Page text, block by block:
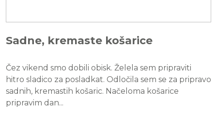
Sadne, kremaste košarice
Čez vikend smo dobili obisk. Želela sem pripraviti
hitro sladico za posladkat. Odločila sem se za pripravo
sadnih, kremastih košaric. Načeloma košarice
pripravim dan...